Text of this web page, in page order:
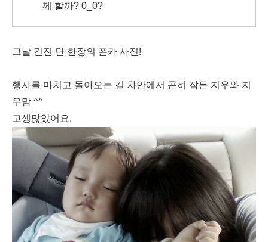
께 할까? 0_0?
그날 건진 단 한장의 폰카 사진!
행사를 마치고 돌아오는 길 차안에서 곤히 잠든 지우와 지
우맘 ^^
고생많았어요.